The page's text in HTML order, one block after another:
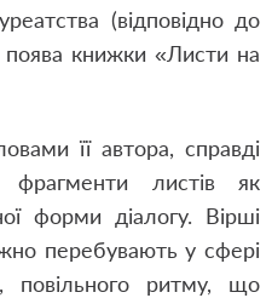
(відповідно до
поява книжки «Листи на
її автора, справді
фрагменти листів як
форми діалогу. Вірші
перебувають у сфері
повільного ритму, що